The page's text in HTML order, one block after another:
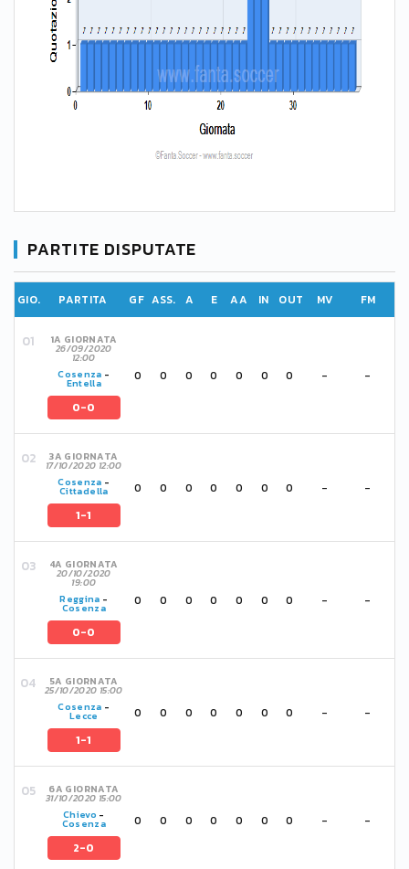
PARTITE DISPUTATE
GIO. PARTITA GF ASS. A E AA IN OUT MV FM
1A GIORNATA
26/09/2020
12:00
Cosenza -
Entella
0-0
0 0 0 0 0 0 0 - -
3A GIORNATA
17/10/2020 12:00
Cosenza -
Cittadella
1-1
0 0 0 0 0 0 0 - -
4A GIORNATA
20/10/2020
19:00
Reggina -
Cosenza
0-0
0 0 0 0 0 0 0 - -
5A GIORNATA
25/10/2020 15:00
Cosenza -
Lecce
1-1
0 0 0 0 0 0 0 - -
6A GIORNATA
31/10/2020 15:00
Chievo -
Cosenza
2-0
0 0 0 0 0 0 0 - -